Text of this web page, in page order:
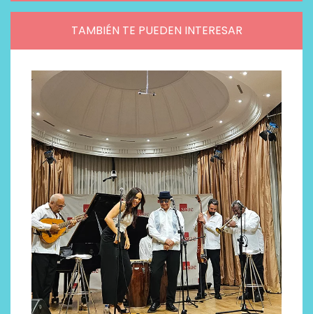
TAMBIÉN TE PUEDEN INTERESAR